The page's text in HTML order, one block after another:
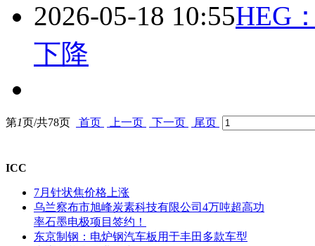
2026-05-18 10:55HEG
下降
第1页/共78页 首页 上一页 下一页 尾页
ICC
7月针状焦价格上涨
乌兰察布市旭峰炭素科技有限公司4万吨超高功
率石墨电极项目签约！
东京制钢：电炉钢汽车板用于丰田多款车型